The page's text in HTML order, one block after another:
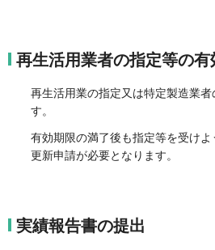
再生活用業者の指定等の有
再生活用業の指定又は特定製造業
す。
有効期限の満了後も指定等を受け
更新申請が必要となります。
実績報告書の提出